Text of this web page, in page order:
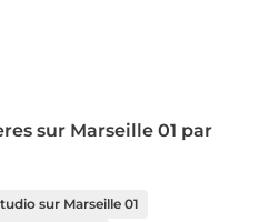
sur Marseille 01 par
sur Marseille 01